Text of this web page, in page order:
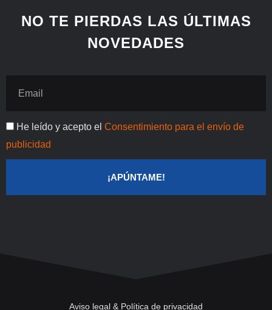
i
n
e
s
t
o
k
NO TE PIERDAS LAS ÚLTIMAS
NOVEDADES
Publicidad
He leído y acepto el Consentimiento para el envío de
publicidad
¡APÚNTAME!
Aviso legal & Política de privacidad